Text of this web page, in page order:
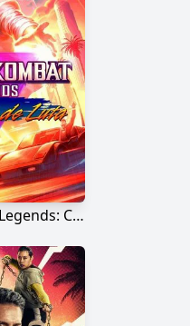
Mortal Kombat Legends: Cage Bom de Luta